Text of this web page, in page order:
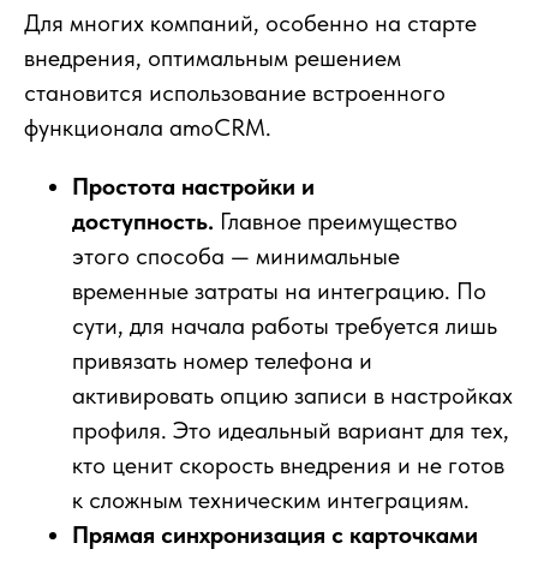
Для многих компаний, особенно на старте
внедрения, оптимальным решением
становится использование встроенного
функционала amoCRM.
Простота настройки и
доступность. Главное преимущество
этого способа — минимальные
временные затраты на интеграцию. По
сути, для начала работы требуется лишь
привязать номер телефона и
активировать опцию записи в настройках
профиля. Это идеальный вариант для тех,
кто ценит скорость внедрения и не готов
к сложным техническим интеграциям.
Прямая синхронизация с карточками